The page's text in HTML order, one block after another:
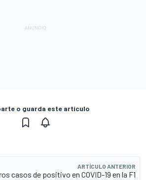
o guarda este artículo
ARTÍCULO ANTERIOR
casos de positivo en COVID-19 en la F1